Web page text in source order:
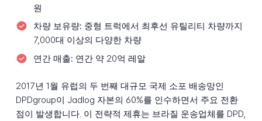
원
차량 보유량: 중형 트럭에서 최후선 유틸리티 차량까지
7,000대 이상의 다양한 차량
연간 매출: 연간 약 20억 레알
2017년 1월 유럽의 두 번째 대규모 국제 소포 배송망인
DPDgroup이 Jadlog 자본의 60%를 인수하면서 주요 전환
점이 발생합니다. 이 전략적 제휴는 브라질 운송업체를 DPD,